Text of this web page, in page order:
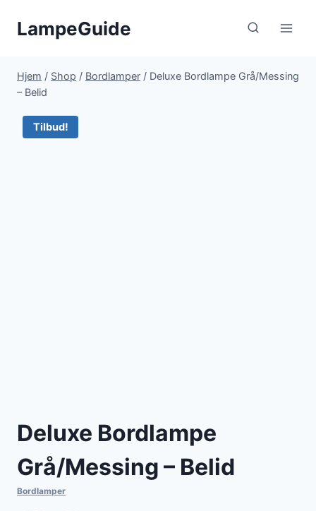
LampeGuide
Hjem / Shop / Bordlamper / Deluxe Bordlampe Grå/Messing
– Belid
Tilbud!
Deluxe Bordlampe
Grå/Messing – Belid
Bordlamper